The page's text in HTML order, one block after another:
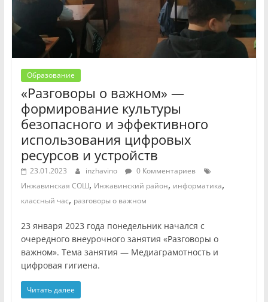
Образование
«Разговоры о важном» —
формирование культуры
безопасного и эффективного
использования цифровых
ресурсов и устройств
23.01.2023 inzhavino
0 Комментариев
Инжавинская СОШ, Инжавинский район, информатика,
классный час, разговоры о важном
23 января 2023 года понедельник начался с
очередного внеурочного занятия «Разговоры о
важном». Тема занятия — Медиаграмотность и
цифровая гигиена.
Читать далее